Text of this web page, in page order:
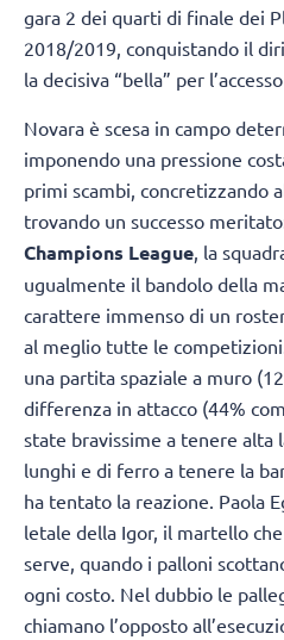
gara 2 dei quarti di finale dei
2018/2019, conquistando il
la decisiva “bella” per
Novara è scesa in campo
imponendo una pressione
primi scambi, concretizzando
trovando un successo
Champions League , la
ugualmente il bandolo della
carattere immenso di un
al meglio tutte le
una partita spaziale a muro
differenza in attacco (44%
state bravissime a tenere alta
lunghi e di ferro a tenere la
ha tentato la reazione. Paola
letale della Igor, il martello
serve, quando i palloni
ogni costo. Nel dubbio le
chiamano l’opposto